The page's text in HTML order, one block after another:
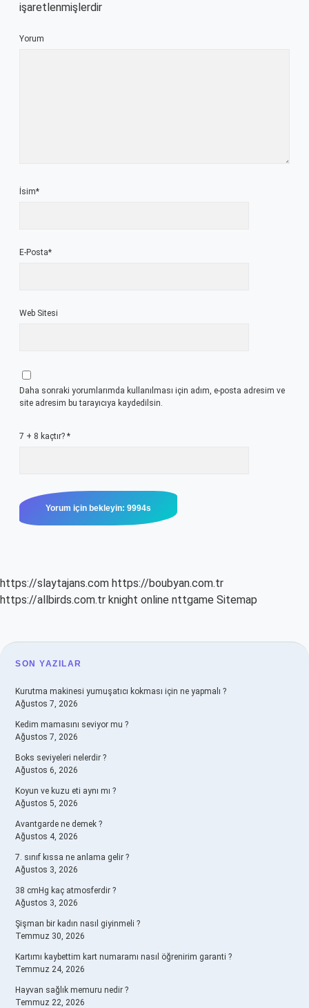
işaretlenmişlerdir
Yorum
İsim*
E-Posta*
Web Sitesi
Daha sonraki yorumlarımda kullanılması için adım, e-posta adresim ve
site adresim bu tarayıcıya kaydedilsin.
7 + 8 kaçtır? *
https://slaytajans.com https://boubyan.com.tr
https://allbirds.com.tr knight online nttgame Sitemap
SIDEBAR
SON YAZILAR
Kurutma makinesi yumuşatıcı kokması için ne yapmalı ?
Ağustos 7, 2026
Kedim mamasını seviyor mu ?
Ağustos 7, 2026
Boks seviyeleri nelerdir ?
Ağustos 6, 2026
Koyun ve kuzu eti aynı mı ?
Ağustos 5, 2026
Avantgarde ne demek ?
Ağustos 4, 2026
7. sınıf kıssa ne anlama gelir ?
Ağustos 3, 2026
38 cmHg kaç atmosferdir ?
Ağustos 3, 2026
Şişman bir kadın nasıl giyinmeli ?
Temmuz 30, 2026
Kartımı kaybettim kart numaramı nasıl öğrenirim garanti ?
Temmuz 24, 2026
Hayvan sağlık memuru nedir ?
Temmuz 22, 2026